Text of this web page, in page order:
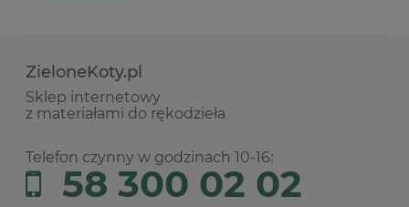
ZieloneKoty.pl
Sklep internetowy
z materiałami do rękodzieła
Telefon czynny w godzinach 10-16:
58 300 02 02